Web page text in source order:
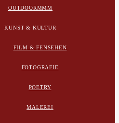
OUTDOORMMM
KUNST & KULTUR
FILM & FENSEHEN
FOTOGRAFIE
POETRY
MALEREI